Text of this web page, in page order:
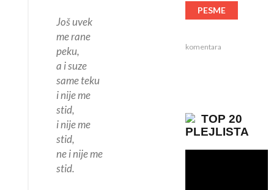
Još uvek
me rane
peku,
a i suze
same teku
i nije me
stid,
i nije me
stid,
ne i nije me
stid.
PESME
komentara
TOP 20
PLEJLISTA